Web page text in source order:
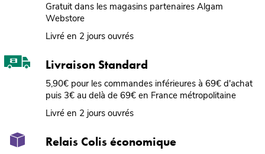
Gratuit dans les magasins partenaires Algam
Webstore
Livré en 2 jours ouvrés
Livraison Standard
5,90€ pour les commandes inférieures à 69€ d'achat
puis 3€ au delà de 69€ en France métropolitaine
Livré en 2 jours ouvrés
Relais Colis économique